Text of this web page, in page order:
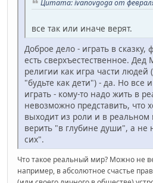
Цитата: ivanovgoga от
все так или иначе верят.
Доброе дело - играть в сказку,
есть сверхъестественное. Дед
религии как игра части людей
"будьте как дети") - да. Но все
играть - кому-то надо жить в
невозможно представить, что
выходит из роли и в реальном
верить "в глубине души", а не
сих".
Что такое реальный мир? Можно не
например, в абсолютное счастье